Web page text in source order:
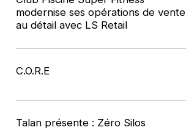
modernise ses opérations de vente
au détail avec LS Retail
C.O.R.E
Talan présente : Zéro Silos